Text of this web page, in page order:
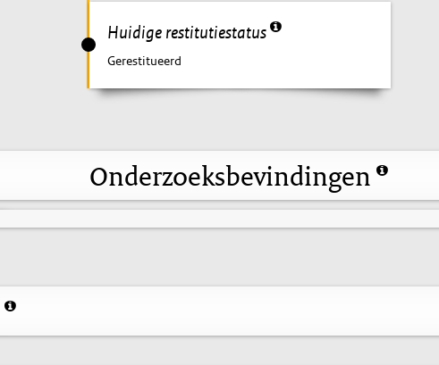
Huidige restitutiestatus
Gerestitueerd
Onderzoeksbevindingen